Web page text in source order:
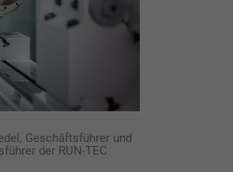
Geschäftsführer und
der RUN-TEC